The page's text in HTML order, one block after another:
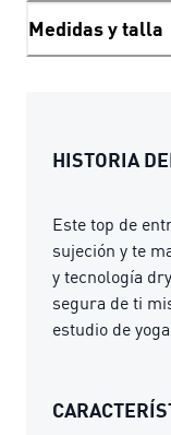
Medidas y talla
HISTORIA
Este top de
sujeción y te
y tecnología
segura de ti
estudio de yoga.